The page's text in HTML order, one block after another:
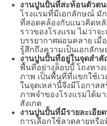
งานปูนปั้นที่สะท้อนตัวตน
โรงแรมที่มีเอกลักษณ์ มั
ที่สอดคล้องกับแนวคิดหลั
ราวของโรงแรม ไม่ว่าจ
บรรยากาศผ่อนคลาย เมื่
รู้สึกถึงความเป็นเอกลัก
งานปูนปั้นที่อยู่ในจุดสำคั
พื้นที่อย่างล็อบบี้ โถงทา
ภาพ เป็นพื้นที่ที่แขกใช้เ
ในจุดเหล่านี้จึงมีโอกาส
ภาพจำของโรงแรมได้ม
สังเกต
งานปูนปั้นที่มีรายละเอีย
การเลือกใช้ลวดลายหรื